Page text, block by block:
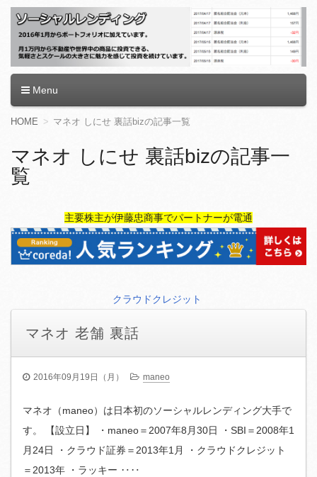
ソーシャルレンディング
Menu
コ
ン
ツ
へ
HOME マネオ しにせ 裏話bizの記事一覧
マネオ しにせ 裏話bizの記事一
覧
主要株主が伊藤忠商事でパートナーが電通
クラウドクレジット
マネオ 老舗 裏話
2016年09月19日（月） maneo
マネオ（maneo）は日本初のソーシャルレンディング大手で
す。 【設立日】 ・maneo＝2007年8月30日 ・SBI＝2008年1
月24日 ・クラウド証券＝2013年1月 ・クラウドクレジット
＝2013年 ・ラッキー ‥‥